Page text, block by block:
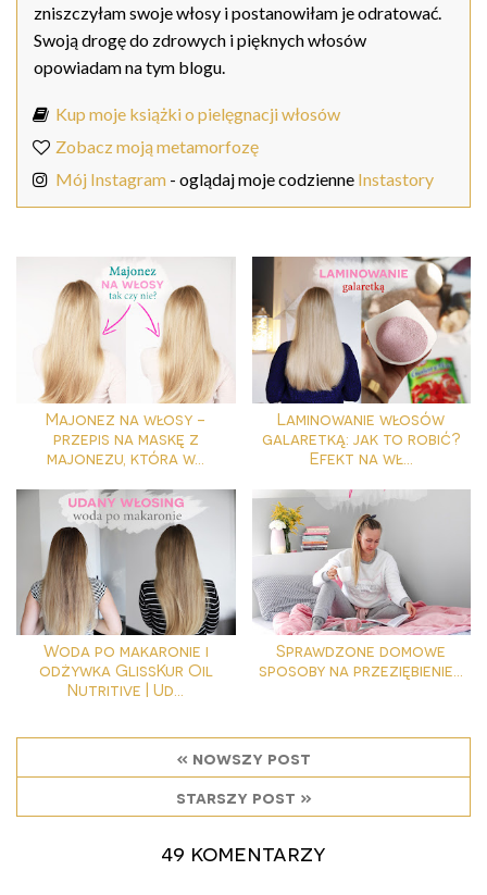
zniszczyłam swoje włosy i postanowiłam je odratować.
Swoją drogę do zdrowych i pięknych włosów
opowiadam na tym blogu.
Kup moje książki o pielęgnacji włosów
Zobacz moją metamorfozę
Mój Instagram - oglądaj moje codzienne Instastory
Majonez na włosy -
przepis na maskę z
majonezu, która w...
Laminowanie włosów
galaretką: jak to robić?
Efekt na wł...
Woda po makaronie i
odżywka GlissKur Oil
Nutritive | Ud...
Sprawdzone domowe
sposoby na przeziębienie...
« nowszy post
starszy post »
49 komentarzy